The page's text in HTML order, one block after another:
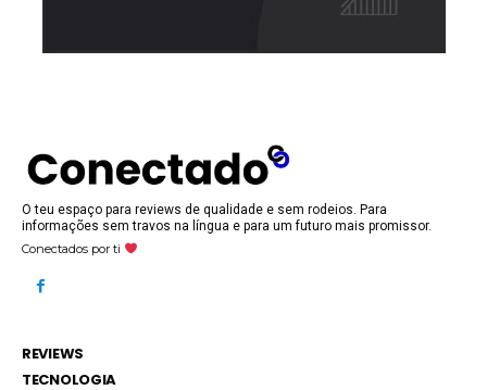
O teu espaço para reviews de qualidade e sem rodeios. Para
informações sem travos na língua e para um futuro mais promissor.
Conectados por ti
REVIEWS
TECNOLOGIA